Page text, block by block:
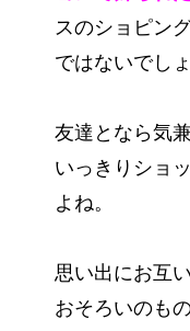
スのショピン
ではないでしょ
友達となら気
いっきりショ
よね。
思い出にお互
おそろいのも